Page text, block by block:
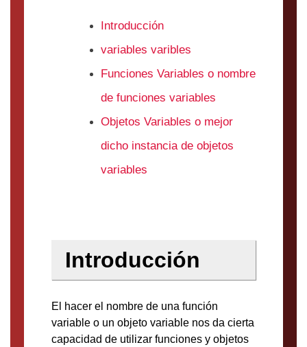
Introducción
variables varibles
Funciones Variables o nombre
de funciones variables
Objetos Variables o mejor
dicho instancia de objetos
variables
Introducción
El hacer el nombre de una función
variable o un objeto variable nos da cierta
capacidad de utilizar funciones y objetos